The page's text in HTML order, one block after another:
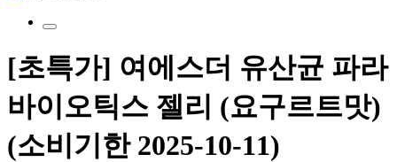
[초특가] 여에스더 유산균 파라
바이오틱스 젤리 (요구르트맛)
(소비기한 2025-10-11)